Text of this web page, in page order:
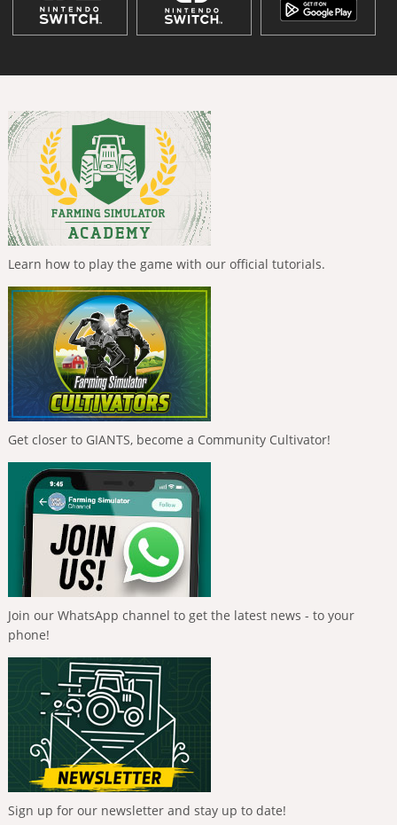
Learn how to play the game with our official tutorials.
Get closer to GIANTS, become a Community Cultivator!
Join our WhatsApp channel to get the latest news - to your
phone!
Sign up for our newsletter and stay up to date!